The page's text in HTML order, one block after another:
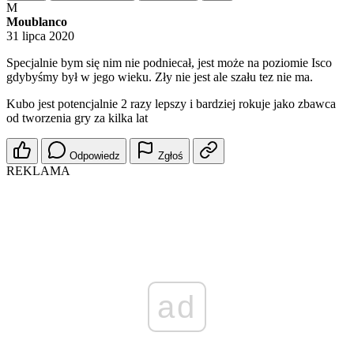
M
Moublanco
31 lipca 2020
Specjalnie bym się nim nie podniecał, jest może na poziomie Isco
gdybyśmy był w jego wieku. Zły nie jest ale szału tez nie ma.
Kubo jest potencjalnie 2 razy lepszy i bardziej rokuje jako zbawca
od tworzenia gry za kilka lat
Odpowiedz Zgłoś
REKLAMA
ad